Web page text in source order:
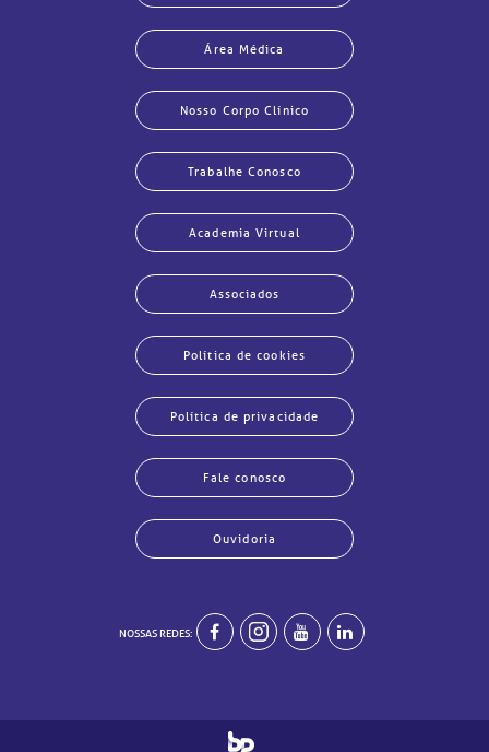
Área Médica
Nosso Corpo Clínico
Trabalhe Conosco
Academia Virtual
Associados
Política de cookies
Política de privacidade
Fale conosco
Ouvidoria
NOSSAS REDES: